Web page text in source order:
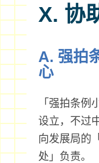
X. 协
A. 强拍
心
「强拍条例
设立，不过
向发展局的
处」负责。